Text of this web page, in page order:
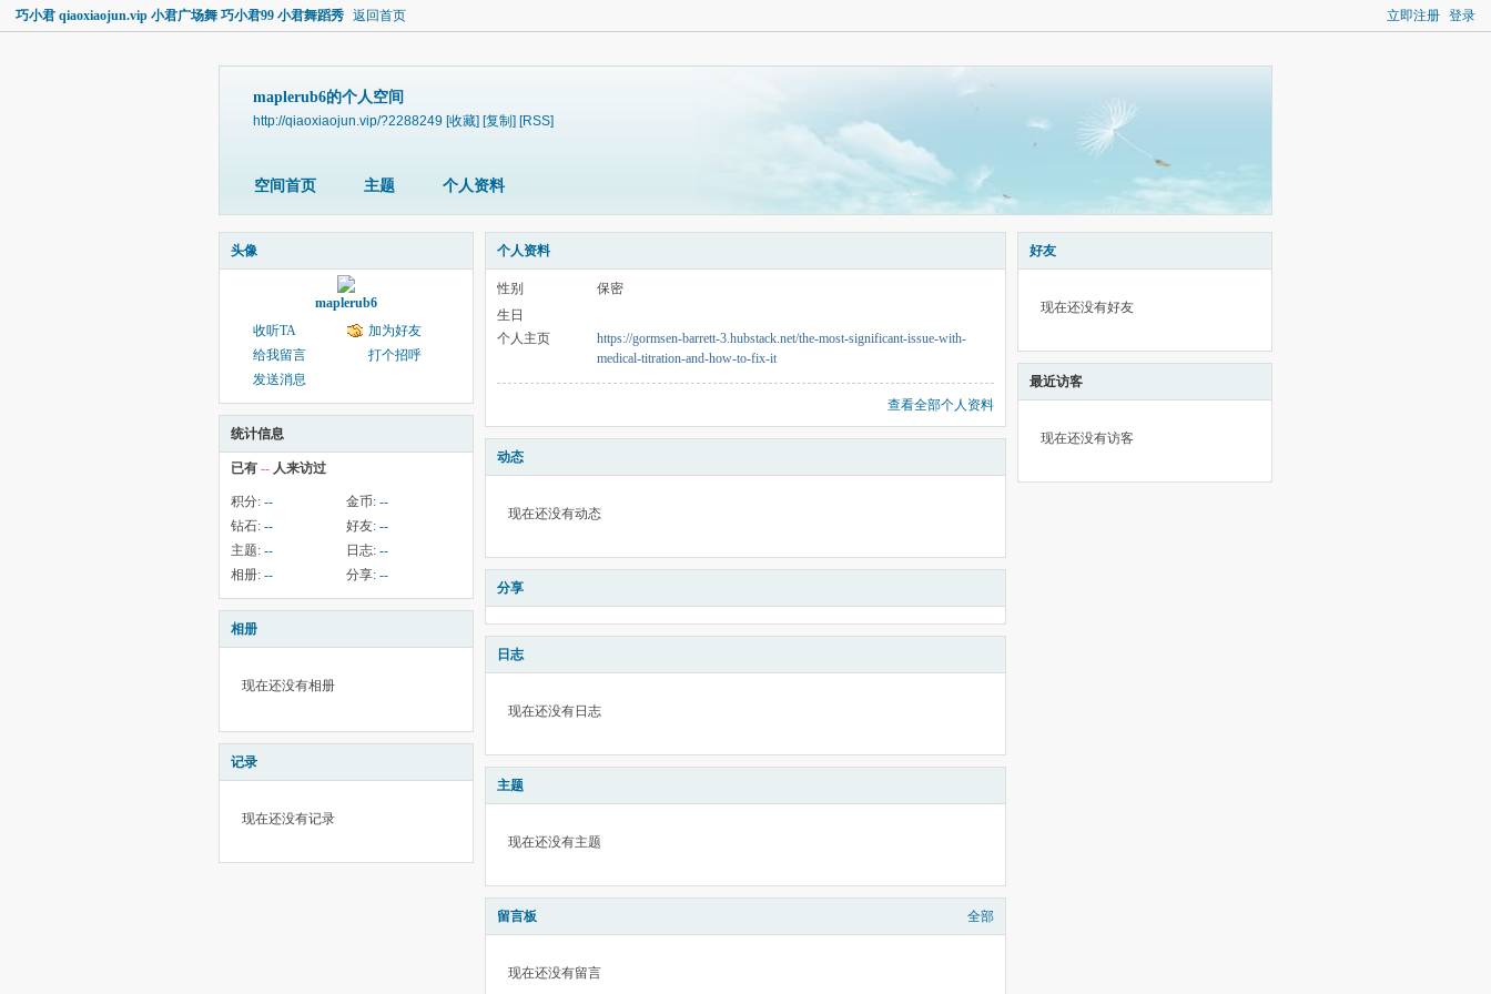
立即注册 登录
巧小君 qiaoxiaojun.vip 小君广场舞 巧小君99 小君舞蹈秀 返回首页
maplerub6的个人空间
http://qiaoxiaojun.vip/?2288249 [收藏] [复制] [RSS]
空间首页 主题 个人资料
头像
maplerub6
收听TA
加为好友
给我留言
打个招呼
发送消息
统计信息
已有 -- 人来访过
积分: -- 金币: --
钻石: -- 好友: --
主题: -- 日志: --
相册: -- 分享: --
相册
现在还没有相册
记录
现在还没有记录
个人资料
性别
保密
生日
个人主页
https://gormsen-barrett-3.hubstack.net/the-most-significant-issue-with-
medical-titration-and-how-to-fix-it
查看全部个人资料
动态
现在还没有动态
分享
日志
现在还没有日志
主题
现在还没有主题
留言板 全部
现在还没有留言
好友
现在还没有好友
最近访客
现在还没有访客